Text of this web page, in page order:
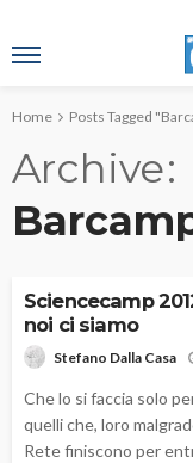
Home Posts Tagged
Archive
Sciencecamp
noi ci siamo
Stefano Dalla Casa
Che lo si faccia solo
quelli che, loro
Rete finiscono per